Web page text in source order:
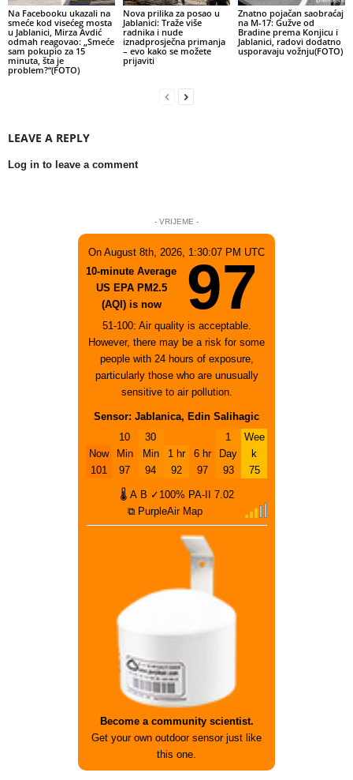
Na Facebooku ukazali na
smeće kod visećeg mosta
u Jablanici, Mirza Avdić
odmah reagovao: „Smeće
sam pokupio za 15
minuta, šta je
problem?“(FOTO)
Nova prilika za posao u
Jablanici: Traže više
radnika i nude
iznadprosječna primanja
– evo kako se možete
prijaviti
Znatno pojačan saobraćaj
na M-17: Gužve od
Bradine prema Konjicu i
Jablanici, radovi dodatno
usporavaju vožnju(FOTO)
LEAVE A REPLY
Log in to leave a comment
- VRIJEME -
On August 8th, 2026, 1:30:07 PM UTC
10-minute Average
US EPA PM2.5
(AQI) is now
97
51-100: Air quality is acceptable.
However, there may be a risk for some
people with 24 hours of exposure,
particularly those who are unusually
sensitive to air pollution.
Sensor: Jablanica, Edin Salihagic
Now
101
10
Min
97
30
Min
94
1 hr
92
6 hr
97
1
Day
93
Wee
k
75
🌡 A B ✓100% PA-II 7.02
⧉ PurpleAir Map
Become a community scientist.
Get your own outdoor sensor just like
this one.